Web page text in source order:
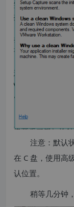
注意：默认
在 C 盘，使用高
认位置。
稍等几分钟